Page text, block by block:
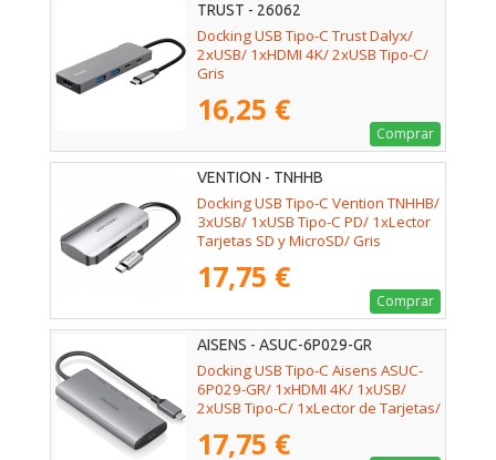
TRUST - 26062
Docking USB Tipo-C Trust Dalyx/
2xUSB/ 1xHDMI 4K/ 2xUSB Tipo-C/
Gris
16,25 €
Comprar
VENTION - TNHHB
Docking USB Tipo-C Vention TNHHB/
3xUSB/ 1xUSB Tipo-C PD/ 1xLector
Tarjetas SD y MicroSD/ Gris
17,75 €
Comprar
AISENS - ASUC-6P029-GR
Docking USB Tipo-C Aisens ASUC-
6P029-GR/ 1xHDMI 4K/ 1xUSB/
2xUSB Tipo-C/ 1xLector de Tarjetas/
17,75 €